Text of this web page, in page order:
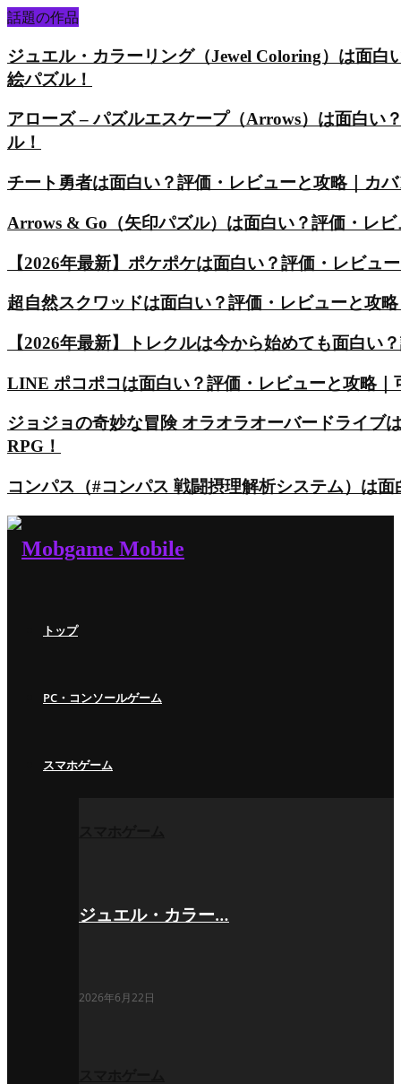
話題の作品
ジュエル・カラーリング（Jewel Coloring）は面
絵パズル！
アローズ – パズルエスケープ（Arrows）は面白い
ル！
チート勇者は面白い？評価・レビューと攻略｜カ
Arrows & Go（矢印パズル）は面白い？評価・レ
【2026年最新】ポケポケは面白い？評価・レビ
超自然スクワッドは面白い？評価・レビューと攻
【2026年最新】トレクルは今から始めても面白
LINE ポコポコは面白い？評価・レビューと攻略
ジョジョの奇妙な冒険 オラオラオーバードライブ
RPG！
コンパス（#コンパス 戦闘摂理解析システム）は
トップ
PC・コンソールゲーム
スマホゲーム
ジュエル・カラー…
2026年6月22日